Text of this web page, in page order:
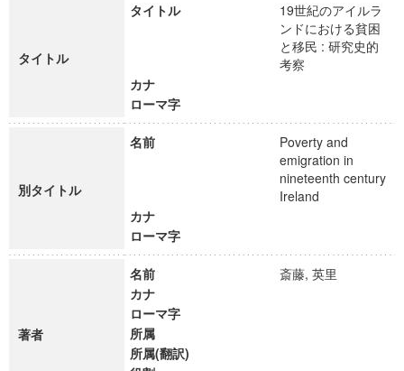
タイトル
タイトル
19世紀のアイルラ
ンドにおける貧困
と移民 : 研究史的
考察
カナ
ローマ字
別タイトル
名前
Poverty and
emigration in
nineteenth century
Ireland
カナ
ローマ字
著者
名前
斎藤, 英里
カナ
ローマ字
所属
所属(翻訳)